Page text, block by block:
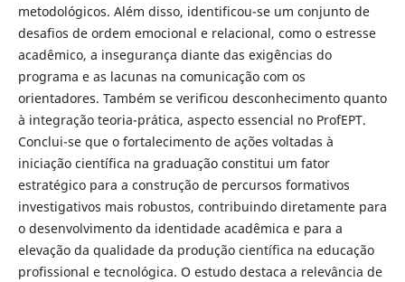
metodológicos. Além disso, identificou-se um conjunto de
desafios de ordem emocional e relacional, como o estresse
acadêmico, a insegurança diante das exigências do
programa e as lacunas na comunicação com os
orientadores. Também se verificou desconhecimento quanto
à integração teoria-prática, aspecto essencial no ProfEPT.
Conclui-se que o fortalecimento de ações voltadas à
iniciação científica na graduação constitui um fator
estratégico para a construção de percursos formativos
investigativos mais robustos, contribuindo diretamente para
o desenvolvimento da identidade acadêmica e para a
elevação da qualidade da produção científica na educação
profissional e tecnológica. O estudo destaca a relevância de